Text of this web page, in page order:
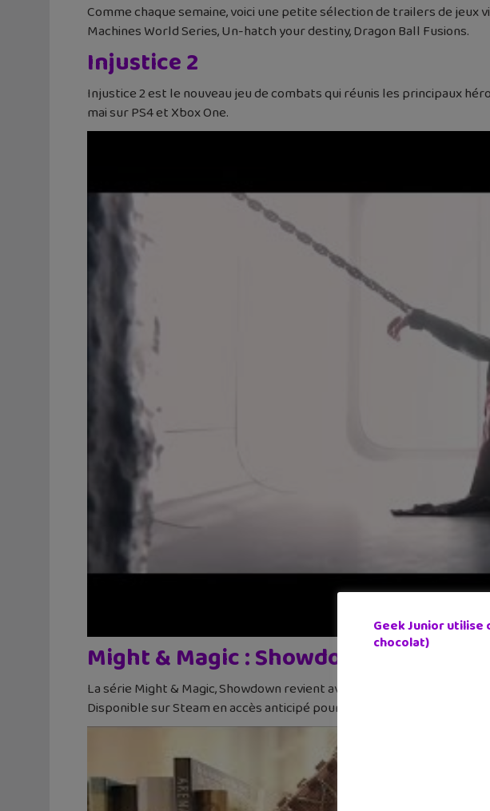
Comme chaque semaine, voici une petite sélection de trailers de
Machines World Series, Un-hatch your destiny, Dragon Ball Fusions.
Injustice 2
Injustice 2 est le nouveau jeu de combats qui réunis les principaux
mai sur PS4 et Xbox One.
Might & Magic : Showdown
La série Might & Magic, Showdown revient avec un jeu PC qui t’invite
Disponible sur Steam en accès anticipé pour 19,99€.
Geek Junior utilise
chocolat)